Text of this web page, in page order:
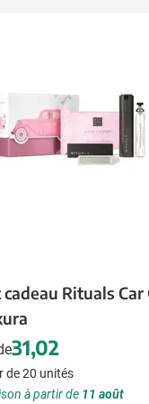
la catégorie
pour la catégorie
la catégorie
pour la catégorie
Rituals Car
31,02
de 20 unités
à partir de 11 août